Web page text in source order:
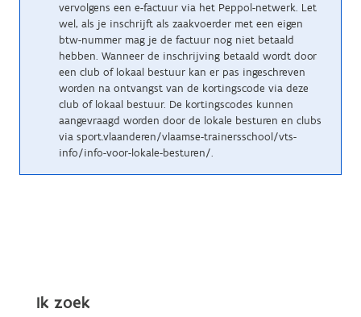
vervolgens een e-factuur via het Peppol-netwerk. Let
wel, als je inschrijft als zaakvoerder met een eigen
btw-nummer mag je de factuur nog niet betaald
hebben. Wanneer de inschrijving betaald wordt door
een club of lokaal bestuur kan er pas ingeschreven
worden na ontvangst van de kortingscode via deze
club of lokaal bestuur. De kortingscodes kunnen
aangevraagd worden door de lokale besturen en clubs
via sport.vlaanderen/vlaamse-trainersschool/vts-
info/info-voor-lokale-besturen/.